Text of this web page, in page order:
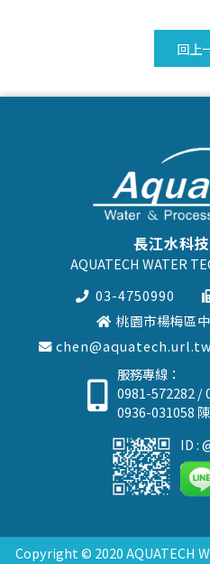
回上
長江水科
AQUATECH WATER
03-4750990
桃園市楊梅區
chen@aquatech.url.tw
服務專線：
0981-572282/
0936-031058
ID :
Copyright © 2020 AQUATECH